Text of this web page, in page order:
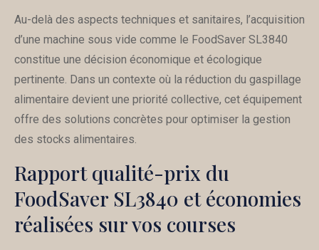
Au-delà des aspects techniques et sanitaires, l’acquisition
d’une machine sous vide comme le FoodSaver SL3840
constitue une décision économique et écologique
pertinente. Dans un contexte où la réduction du gaspillage
alimentaire devient une priorité collective, cet équipement
offre des solutions concrètes pour optimiser la gestion
des stocks alimentaires.
Rapport qualité-prix du
FoodSaver SL3840 et économies
réalisées sur vos courses